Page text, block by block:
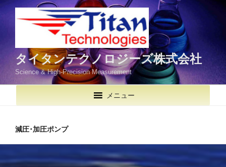
コ
タイタンテクノロジーズ株式会社
Science & High-Precision Measurement
メニュー
減圧･加圧ポンプ